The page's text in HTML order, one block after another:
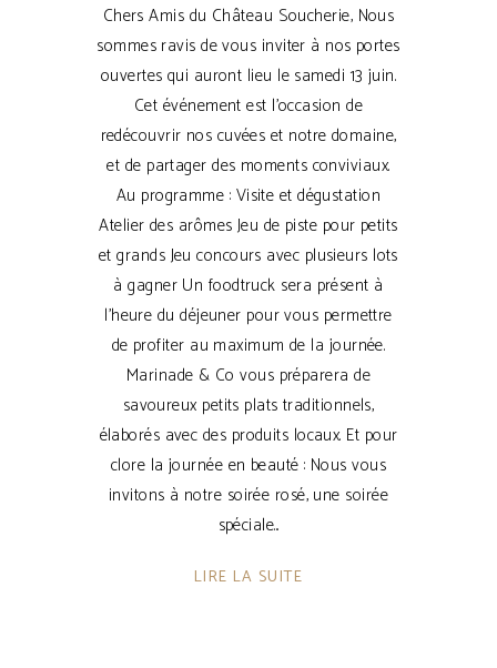
Chers Amis du Château Soucherie, Nous
sommes ravis de vous inviter à nos portes
ouvertes qui auront lieu le samedi 13 juin.
Cet événement est l'occasion de
redécouvrir nos cuvées et notre domaine,
et de partager des moments conviviaux.
Au programme : Visite et dégustation
Atelier des arômes Jeu de piste pour petits
et grands Jeu concours avec plusieurs lots
à gagner Un foodtruck sera présent à
l'heure du déjeuner pour vous permettre
de profiter au maximum de la journée.
Marinade & Co vous préparera de
savoureux petits plats traditionnels,
élaborés avec des produits locaux. Et pour
clore la journée en beauté : Nous vous
invitons à notre soirée rosé, une soirée
spéciale
LIRE LA SUITE